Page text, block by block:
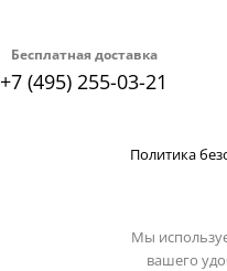
Бесплатная доставка
+7 (495) 255-03-21
Политика
Мы
вашего